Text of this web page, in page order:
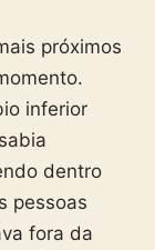
próximos
inferior
dentro
pessoas
fora da